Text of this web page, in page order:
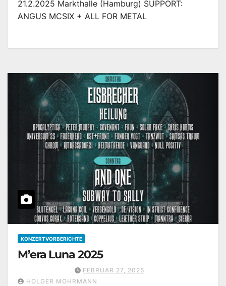
21.2.2025 Markthalle (Hamburg) SUPPORT:
ANGUS MCSIX + ALL FOR METAL
KONZERTVORBERICHTE
M’era Luna 2025
FEBRUAR 27, 2025
HOLGER MOHRMANN